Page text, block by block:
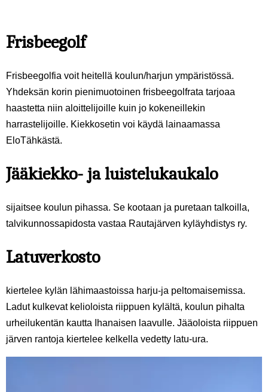
Frisbeegolf
Frisbeegolfia voit heitellä koulun/harjun ympäristössä.
Yhdeksän korin pienimuotoinen frisbeegolfrata tarjoaa
haastetta niin aloittelijoille kuin jo kokeneillekin
harrastelijoille. Kiekkosetin voi käydä lainaamassa
EloTähkästä.
Jääkiekko- ja luistelukaukalo
sijaitsee koulun pihassa. Se kootaan ja puretaan talkoilla,
talvikunnossapidosta vastaa Rautajärven kyläyhdistys ry.
Latuverkosto
kiertelee kylän lähimaastoissa harju-ja peltomaisemissa.
Ladut kulkevat kelioloista riippuen kylältä, koulun pihalta
urheilukentän kautta Ihanaisen laavulle. Jääoloista riippuen
järven rantoja kiertelee kelkella vedetty latu-ura.